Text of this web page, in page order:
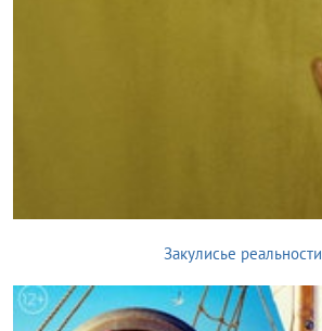
Закулисье реальности